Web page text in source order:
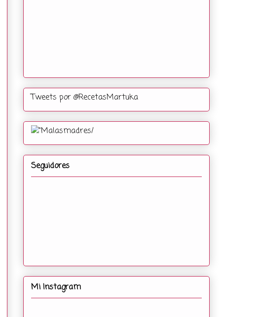
Tweets por @RecetasMartuka
Seguidores
Mi Instagram